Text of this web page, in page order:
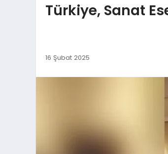
Türkiye, Sanat
16 Şubat 2025